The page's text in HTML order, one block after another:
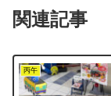
関連記事
丙午